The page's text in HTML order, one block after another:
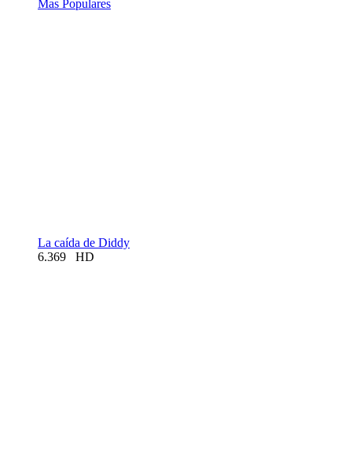
Mas Populares
La caída de Diddy
6.369
HD